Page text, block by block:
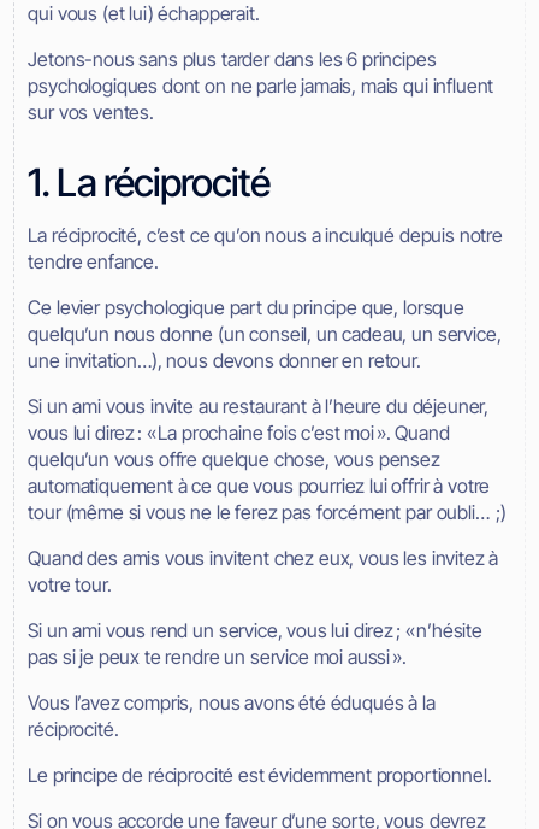
qui vous (et lui) échapperait.
Jetons-nous sans plus tarder dans les 6 principes
psychologiques dont on ne parle jamais, mais qui influent
sur vos ventes.
1. La réciprocité
La réciprocité, c’est ce qu’on nous a inculqué depuis notre
tendre enfance.
Ce levier psychologique part du principe que, lorsque
quelqu’un nous donne (un conseil, un cadeau, un service,
une invitation…), nous devons donner en retour.
Si un ami vous invite au restaurant à l’heure du déjeuner,
vous lui direz : « La prochaine fois c’est moi ». Quand
quelqu’un vous offre quelque chose, vous pensez
automatiquement à ce que vous pourriez lui offrir à votre
tour (même si vous ne le ferez pas forcément par oubli… ;)
Quand des amis vous invitent chez eux, vous les invitez à
votre tour.
Si un ami vous rend un service, vous lui direz ; « n’hésite
pas si je peux te rendre un service moi aussi ».
Vous l’avez compris, nous avons été éduqués à la
réciprocité.
Le principe de réciprocité est évidemment proportionnel.
Si on vous accorde une faveur d’une sorte, vous devrez